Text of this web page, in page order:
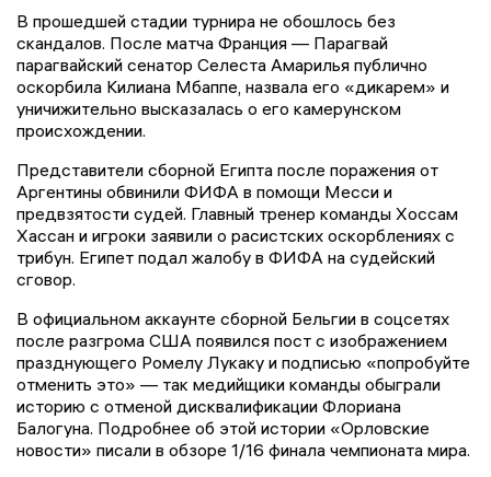
В прошедшей стадии турнира не обошлось без
скандалов. После матча Франция — Парагвай
парагвайский сенатор Селеста Амарилья публично
оскорбила Килиана Мбаппе, назвала его «дикарем» и
уничижительно высказалась о его камерунском
происхождении.
Представители сборной Египта после поражения от
Аргентины обвинили ФИФА в помощи Месси и
предвзятости судей. Главный тренер команды Хоссам
Хассан и игроки заявили о расистских оскорблениях с
трибун. Египет подал жалобу в ФИФА на судейский
сговор.
В официальном аккаунте сборной Бельгии в соцсетях
после разгрома США появился пост с изображением
празднующего Ромелу Лукаку и подписью «попробуйте
отменить это» — так медийщики команды обыграли
историю с отменой дисквалификации Флориана
Балогуна. Подробнее об этой истории «Орловские
новости» писали в обзоре 1/16 финала чемпионата мира.